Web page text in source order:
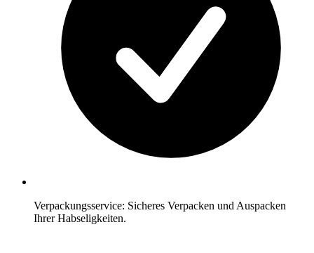
Verpackungsservice: Sicheres Verpacken und Auspacken
Ihrer Habseligkeiten.